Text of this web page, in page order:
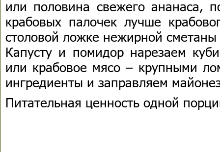
или половина свежего ананаса,
крабовых палочек лучше
столовой ложке нежирной
Капусту и помидор нарезаем
или крабовое мясо – крупными
ингредиенты и заправляем
Питательная ценность одной